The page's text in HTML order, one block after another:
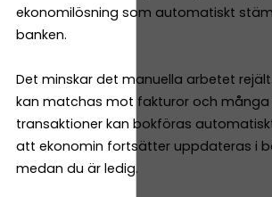
ekonomilösning som automatiskt
banken.
Det minskar det manuella arbetet
kan matchas mot fakturor och
transaktioner kan bokföras
att ekonomin fortsätter uppdateras i
medan du är ledig.